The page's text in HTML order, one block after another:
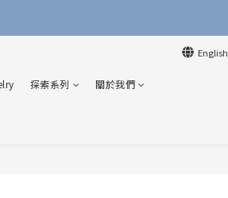
English
探索系列 關於我們